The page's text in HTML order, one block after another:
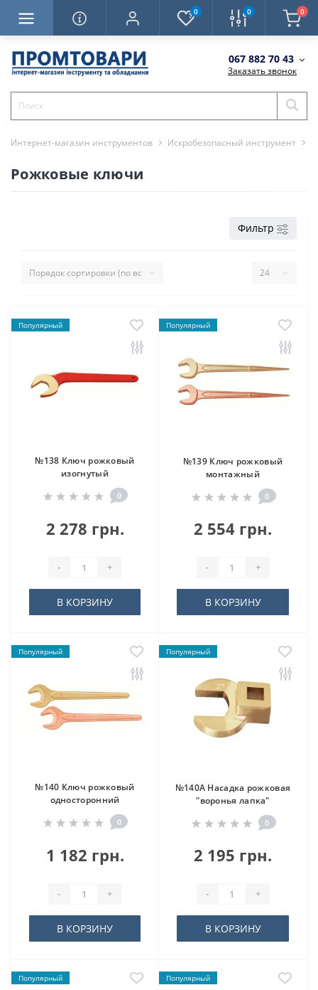
0 0 0
067 882 70 43
Заказать звонок
Интернет-магазин инструментов Искробезопасный инструмент
Рожковые ключи
Фильтр
Популярный
№138 Ключ рожковый
изогнутый
0
2 278 грн.
- +
В КОРЗИНУ
Популярный
№139 Ключ рожковый
монтажный
0
2 554 грн.
- +
В КОРЗИНУ
Популярный
№140 Ключ рожковый
односторонний
0
1 182 грн.
- +
В КОРЗИНУ
Популярный
№140A Насадка рожковая
"воронья лапка"
0
2 195 грн.
- +
В КОРЗИНУ
Популярный Популярный